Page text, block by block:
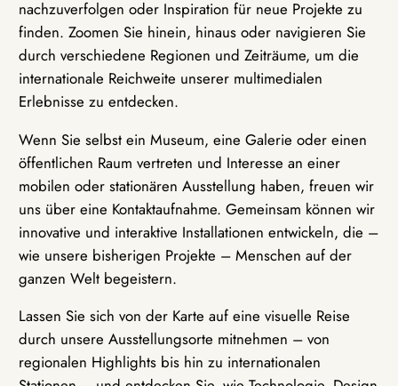
nachzuverfolgen oder Inspiration für neue Projekte zu
finden. Zoomen Sie hinein, hinaus oder navigieren Sie
durch verschiedene Regionen und Zeiträume, um die
internationale Reichweite unserer multimedialen
Erlebnisse zu entdecken.
Wenn Sie selbst ein Museum, eine Galerie oder einen
öffentlichen Raum vertreten und Interesse an einer
mobilen oder stationären Ausstellung haben, freuen wir
uns über eine Kontaktaufnahme. Gemeinsam können wir
innovative und interaktive Installationen entwickeln, die –
wie unsere bisherigen Projekte – Menschen auf der
ganzen Welt begeistern.
Lassen Sie sich von der Karte auf eine visuelle Reise
durch unsere Ausstellungsorte mitnehmen – von
regionalen Highlights bis hin zu internationalen